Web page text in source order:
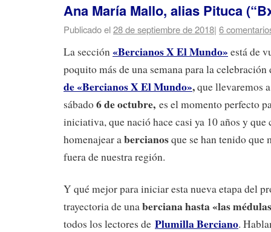
Ana María Mallo, alias Pituca
Publicado el28 de septiembre de 2018| 6
La sección«Bercianos X El Mundo» está de
poquito más de una semana para la
de «Bercianos X El Mundo»,que llevaremos
sábado6 de octubre, es el momento perfecto
iniciativa, que nació hace casi ya 10 años y que
homenajear abercianosque se han tenido que
fuera de nuestra región.
Y qué mejor para iniciar esta nueva etapa del
trayectoria de unaberciana hasta «las
todos los lectores de Plumilla Berciano.